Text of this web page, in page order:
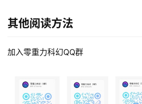
其他阅读方法
加入零重力科幻QQ群